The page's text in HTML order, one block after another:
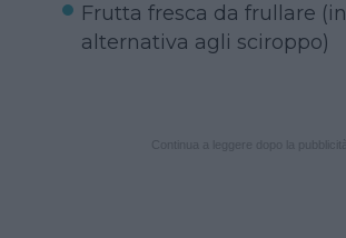
Frutta fresca da frullare (in
alternativa agli sciroppo)